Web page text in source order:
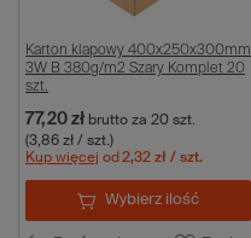
Karton klapowy 400x250x300mm
3W B 380g/m2 Szary Komplet 20
szt.
77,20 zł brutto za 20 szt.
(3,86 zł / szt.)
Kup więcej od 2,32 zł / szt.
Wybierz ilość